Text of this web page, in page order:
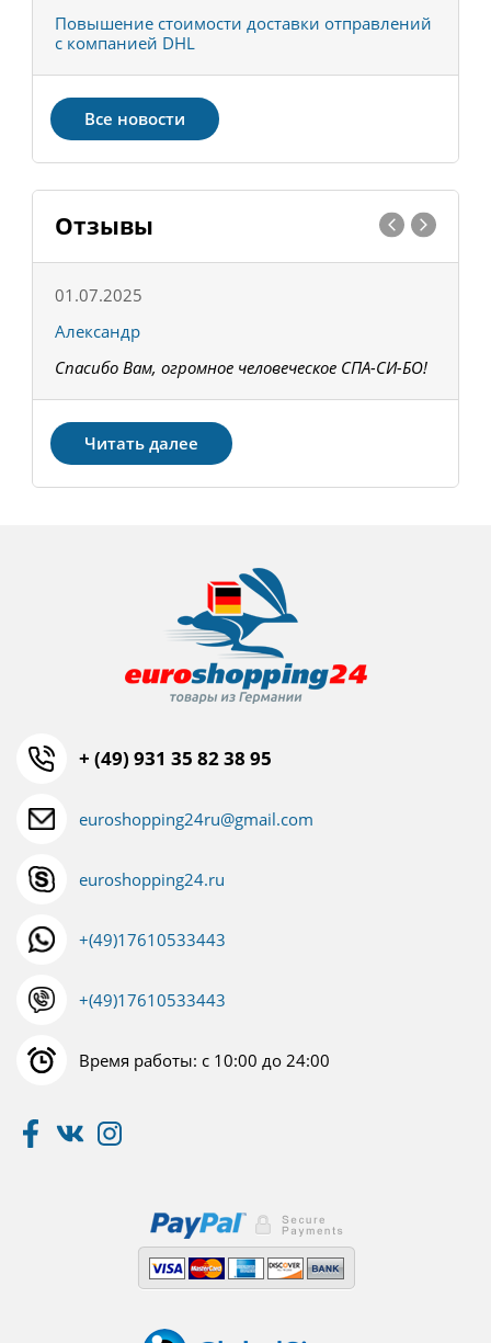
Повышение стоимости доставки отправлений
с компанией DHL
Все новости
Отзывы
01.07.2025
Александр
Спасибо Вам, огромное человеческое СПА-СИ-БО!
Читать далее
+ (49) 931 35 82 38 95
euroshopping24ru@gmail.com
euroshopping24.ru
+(49)17610533443
+(49)17610533443
Время работы: с 10:00 до 24:00